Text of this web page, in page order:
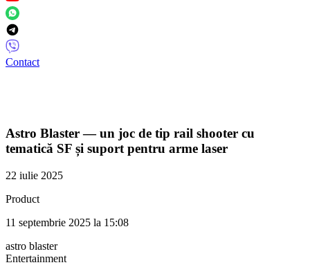
Contact
Astro Blaster — un joc de tip rail shooter cu
tematică SF și suport pentru arme laser
22 iulie 2025
Product
11 septembrie 2025 la 15:08
astro blaster
Entertainment